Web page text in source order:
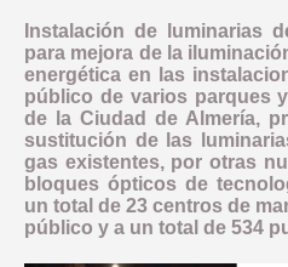
Instalación de luminarias
para mejora de la
energética en las
público de varios parques
de la Ciudad de Almería,
sustitución de las
gas existentes, por otras
bloques ópticos de
un total de 23 centros de
público y a un total de 534